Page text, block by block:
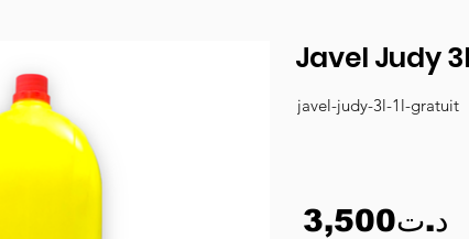
Javel Judy
javel-judy-3l-1l-gratuit
3,500د.ت